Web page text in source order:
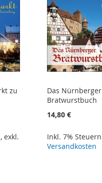
zu
, exkl.
Das Nürnberger
Bratwurstbuch
14,80 €
Inkl. 7% Steuern
Versandkosten